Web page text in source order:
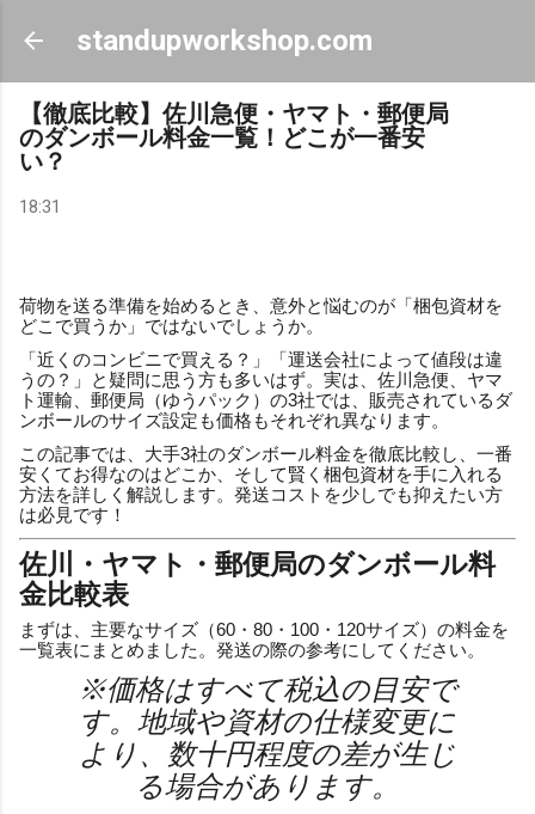
スキップしてメイン コンテンツに移動
standupworkshop.com
【徹底比較】佐川急便・ヤマト・郵便局
のダンボール料金一覧！どこが一番安
い？
18:31
荷物を送る準備を始めるとき、意外と悩むのが「梱包資材を
どこで買うか」ではないでしょうか。
「近くのコンビニで買える？」「運送会社によって値段は違
うの？」と疑問に思う方も多いはず。実は、佐川急便、ヤマ
ト運輸、郵便局（ゆうパック）の3社では、販売されているダ
ンボールのサイズ設定も価格もそれぞれ異なります。
この記事では、大手3社のダンボール料金を徹底比較し、一番
安くてお得なのはどこか、そして賢く梱包資材を手に入れる
方法を詳しく解説します。発送コストを少しでも抑えたい方
は必見です！
佐川・ヤマト・郵便局のダンボール料
金比較表
まずは、主要なサイズ（60・80・100・120サイズ）の料金を
一覧表にまとめました。発送の際の参考にしてください。
※価格はすべて税込の目安で
す。地域や資材の仕様変更に
より、数十円程度の差が生じ
る場合があります。